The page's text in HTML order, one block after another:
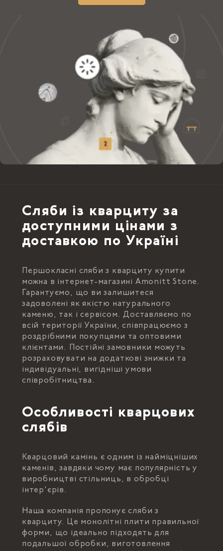
Сляби із кварциту за
доступними цінами з
доставкою по Україні
Першокласні сляби з кварциту купити
можна в інтернет-магазині Amonitt Stone.
Гарантуємо, що ви залишитеся
задоволені як якістю натурального
каменю, так і сервісом. Доставляємо по
всій території України, співпрацюємо з
роздрібними покупцями та оптовими
клієнтами. Постійні замовники можуть
розраховувати на додаткові знижки та
індивідуальні, вигідніші умови
співробітництва.
Особливості кварцових
слябів
Кварцовий камінь є одним із найміцніших
каменів, завдяки чому має популярність у
виробництві стільниць, в обробці
інтер'єрів.
Наша компанія пропонує сляби з
кварциту. Це монолітні плити правильної
форми, що ідеально підходять для
подальшої обробки, виготовлення